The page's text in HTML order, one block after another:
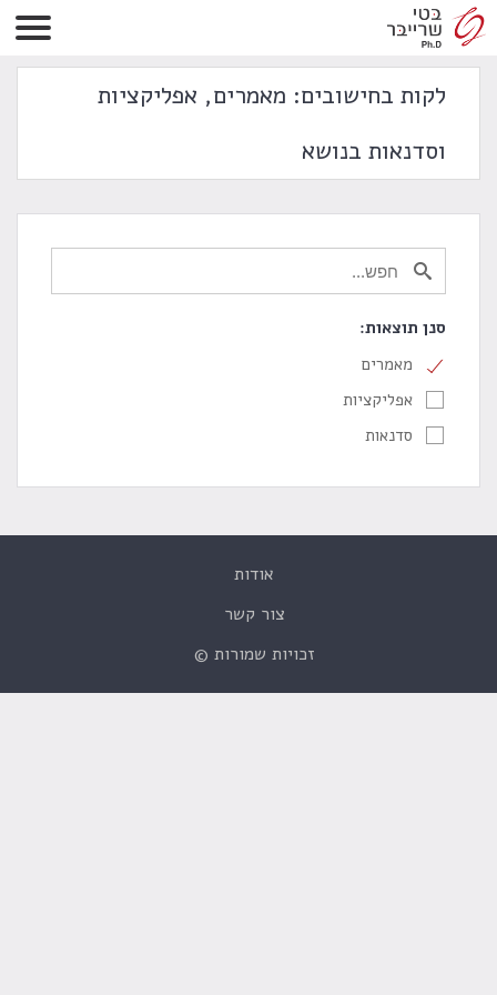
לקות בחישובים: מאמרים, אפליקציות
וסדנאות בנושא
סנן תוצאות:
מאמרים
אפליקציות
סדנאות
אודות
צור קשר
זכויות שמורות ©